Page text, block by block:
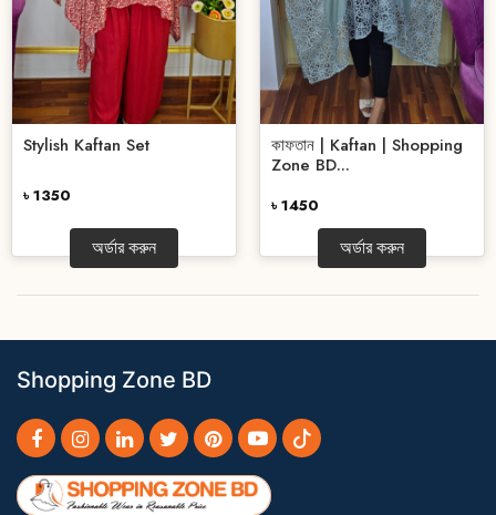
Stylish Kaftan Set
৳ 1350
অর্ডার করুন
কাফতান | Kaftan | Shopping
Zone BD...
৳ 1450
অর্ডার করুন
Shopping Zone BD